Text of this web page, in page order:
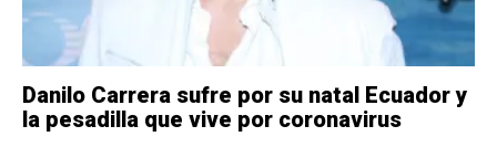
Danilo Carrera sufre por su natal Ecuador y
la pesadilla que vive por coronavirus